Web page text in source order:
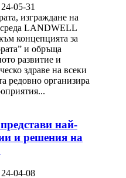
05-31
изграждане на
LANDWELL
концепцията за
и обръща
развитие и
здраве на всеки
редовно организира
най-
и решения на
04-08